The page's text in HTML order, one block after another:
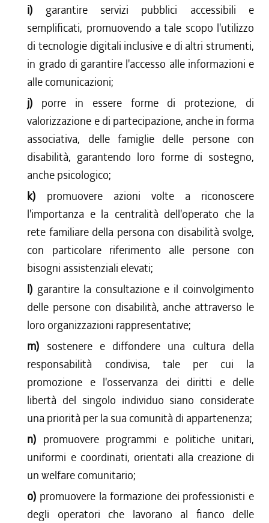
i) garantire servizi pubblici accessibili e
semplificati, promuovendo a tale scopo l'utilizzo
di tecnologie digitali inclusive e di altri strumenti,
in grado di garantire l'accesso alle informazioni e
alle comunicazioni;
j) porre in essere forme di protezione, di
valorizzazione e di partecipazione, anche in forma
associativa, delle famiglie delle persone con
disabilità, garantendo loro forme di sostegno,
anche psicologico;
k) promuovere azioni volte a riconoscere
l'importanza e la centralità dell'operato che la
rete familiare della persona con disabilità svolge,
con particolare riferimento alle persone con
bisogni assistenziali elevati;
l) garantire la consultazione e il coinvolgimento
delle persone con disabilità, anche attraverso le
loro organizzazioni rappresentative;
m) sostenere e diffondere una cultura della
responsabilità condivisa, tale per cui la
promozione e l'osservanza dei diritti e delle
libertà del singolo individuo siano considerate
una priorità per la sua comunità di appartenenza;
n) promuovere programmi e politiche unitari,
uniformi e coordinati, orientati alla creazione di
un welfare comunitario;
o) promuovere la formazione dei professionisti e
degli operatori che lavorano al fianco delle